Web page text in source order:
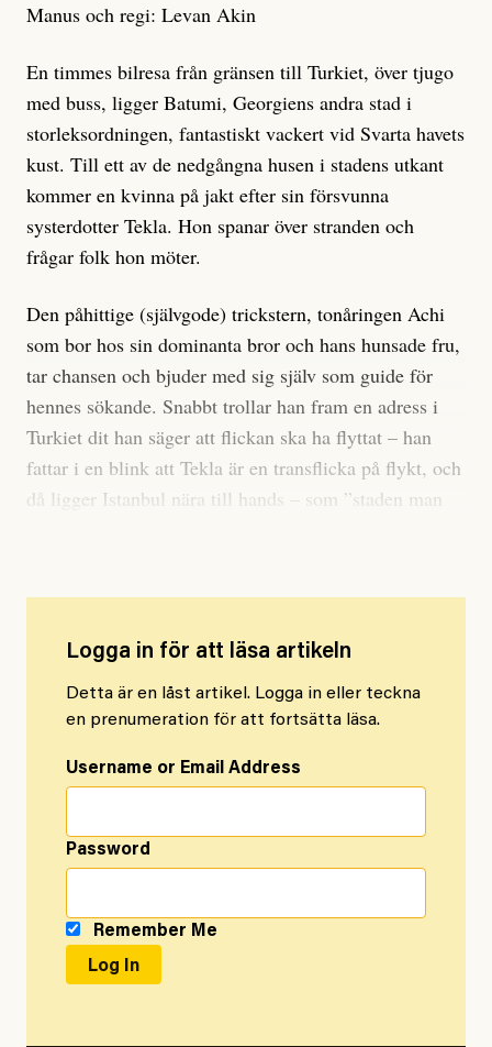
Manus och regi: Levan Akin
En timmes bilresa från gränsen till Turkiet, över tjugo
med buss, ligger Batumi, Georgiens andra stad i
storleksordningen, fantastiskt vackert vid Svarta havets
kust. Till ett av de nedgångna husen i stadens utkant
kommer en kvinna på jakt efter sin försvunna
systerdotter Tekla. Hon spanar över stranden och
frågar folk hon möter.
Den påhittige (självgode) trickstern, tonåringen Achi
som bor hos sin dominanta bror och hans hunsade fru,
tar chansen och bjuder med sig själv som guide för
hennes sökande. Snabbt trollar han fram en adress i
Turkiet dit han säger att flickan ska ha flyttat – han
fattar i en blink att Tekla är en transflicka på flykt, och
då ligger Istanbul nära till hands – som ”staden man
Logga in för att läsa artikeln
Detta är en låst artikel. Logga in eller teckna
en prenumeration för att fortsätta läsa.
Username or Email Address
Password
Remember Me